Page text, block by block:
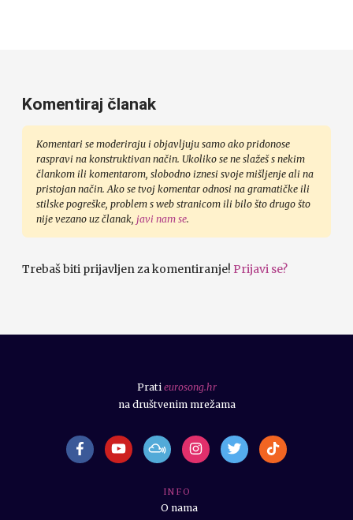
Komentiraj članak
Komentari se moderiraju i objavljuju samo ako pridonose
raspravi na konstruktivan način. Ukoliko se ne slažeš s nekim
člankom ili komentarom, slobodno iznesi svoje mišljenje ali na
pristojan način. Ako se tvoj komentar odnosi na gramatičke ili
stilske pogreške, problem s web stranicom ili bilo što drugo što
nije vezano uz članak, javi nam se.
Trebaš biti prijavljen za komentiranje! Prijavi se?
I N F O
O nama
Prati eurosong.hr
na društvenim mrežama